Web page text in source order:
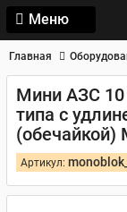
Меню
Главная
Мини АЗС 10
типа с
Артикул: